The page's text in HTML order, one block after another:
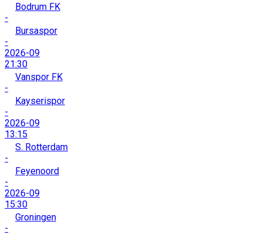
Bodrum FK
-
Bursaspor
-
2026-09
21:30
Vanspor FK
-
Kayserispor
-
2026-09
13:15
S. Rotterdam
-
Feyenoord
-
2026-09
15:30
Groningen
-